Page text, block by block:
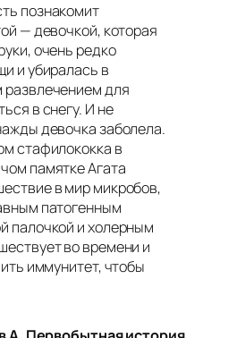
познакомит
— девочкой, которая
очень редко
и убиралась в
для
в снегу. И не
девочка заболела.
стафилококка в
памятке Агата
в мир микробов,
патогенным
палочкой и холерным
во времени и
иммунитет, чтобы